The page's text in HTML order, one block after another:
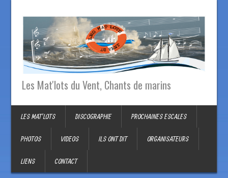
Les Mat'lots du Vent, Chants de marins
LES MAT’LOTS DISCOGRAPHIE PROCHAINES ESCALES
PHOTOS VIDEOS ILS ONT DIT ORGANISATEURS
LIENS CONTACT